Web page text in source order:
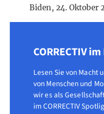
Biden, 24. Oktober
CORRECTIV
Lesen Sie von Macht
von Menschen und
wir es als
im CORRECTIV